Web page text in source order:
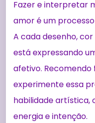
Fazer e interpretar
amor é um
A cada desenho,
está expressando
afetivo.
experimente essa
habilidade artística,
energia e intenção.